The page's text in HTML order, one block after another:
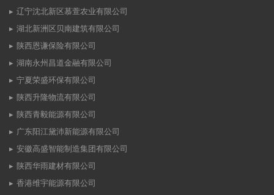
辽宁沈北新区慕萱农业有限公司
湖北新洲区贝南建筑有限公司
陕西恩谦保险有限公司
湖南永州昌道金融有限公司
宁夏荣盛环保有限公司
陕西升隆物流有限公司
陕西青毅能源有限公司
广东阳江黛沛新能源有限公司
安徽高盛智能制造集团有限公司
陕西华雨建材有限公司
香港维宇能源有限公司